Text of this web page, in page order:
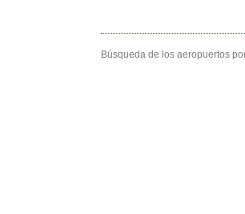
Búsqueda de los aeropuertos